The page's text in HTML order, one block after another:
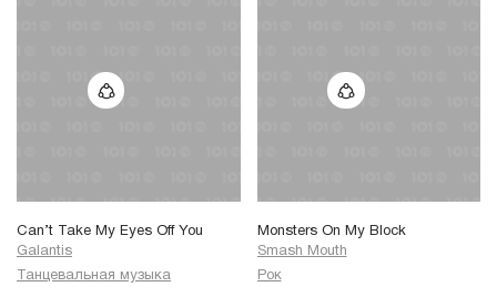
Can’t Take My Eyes Off You
Galantis
Танцевальная музыка
Monsters On My Block
Smash Mouth
Рок